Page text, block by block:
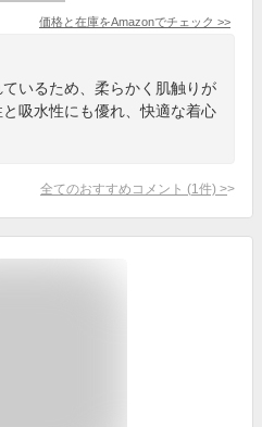
価格と在庫をAmazonでチェック >>
いるため、柔らかく肌触りが
吸水性にも優れ、快適な着心
全てのおすすめコメント (1 件) >